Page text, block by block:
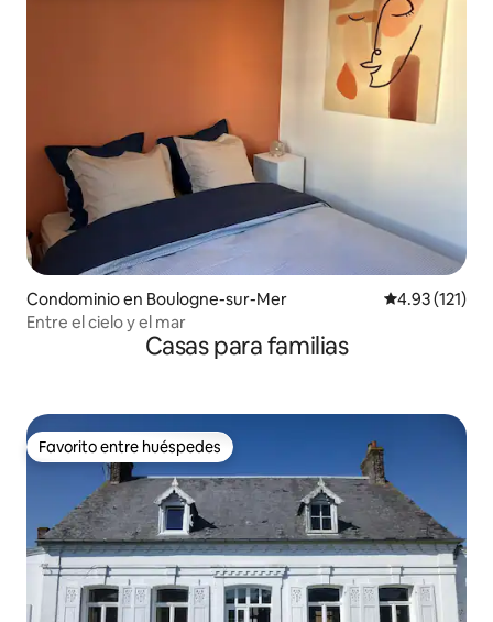
Condominio en Boulogne-sur-Mer Calificación
4.93 (121)
Entre el cielo y el mar
Casas para familias
Favorito entre huéspedes
Favorito entre huéspedes